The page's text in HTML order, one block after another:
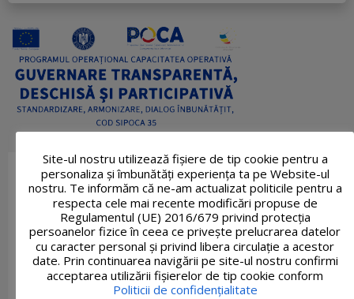
Site-ul nostru utilizează fişiere de tip cookie pentru a
personaliza și îmbunătăți experiența ta pe Website-ul
nostru. Te informăm că ne-am actualizat politicile pentru a
respecta cele mai recente modificări propuse de
Regulamentul (UE) 2016/679 privind protecția
persoanelor fizice în ceea ce privește prelucrarea datelor
cu caracter personal și privind libera circulație a acestor
date. Prin continuarea navigării pe site-ul nostru confirmi
acceptarea utilizării fişierelor de tip cookie conform
Politicii de confidențialitate